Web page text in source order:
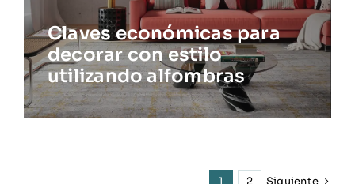
Claves económicas para
decorar con estilo
utilizando alfombras
Siguiente